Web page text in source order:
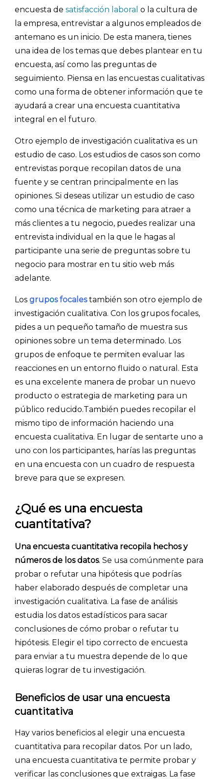
encuesta de satisfacción laboral o la cultura de
la empresa, entrevistar a algunos empleados de
antemano es un inicio. De esta manera, tienes
una idea de los temas que debes plantear en tu
encuesta, así como las preguntas de
seguimiento. Piensa en las encuestas cualitativas
como una forma de obtener información que te
ayudará a crear una encuesta cuantitativa
integral en el futuro.
Otro ejemplo de investigación cualitativa es un
estudio de caso. Los estudios de casos son como
entrevistas porque recopilan datos de una
fuente y se centran principalmente en las
opiniones. Si deseas utilizar un estudio de caso
como una técnica de marketing para atraer a
más clientes a tu negocio, puedes realizar una
entrevista individual en la que le hagas al
participante una serie de preguntas sobre tu
negocio para mostrar en tu sitio web más
adelante.
Los grupos focalestambién son otro ejemplo de
investigación cualitativa. Con los grupos focales,
pides a un pequeño tamaño de muestra sus
opiniones sobre un tema determinado. Los
grupos de enfoque te permiten evaluar las
reacciones en un entorno fluido o natural. Esta
es una excelente manera de probar un nuevo
producto o estrategia de marketing para un
público reducido.También puedes recopilar el
mismo tipo de información haciendo una
encuesta cualitativa. En lugar de sentarte uno a
uno con los participantes, harías las preguntas
en una encuesta con un cuadro de respuesta
breve para que se expresen.
¿Qué es una encuesta
cuantitativa?
Una encuesta cuantitativa recopila hechos y
números de los datos. Se usa comúnmente para
probar o refutar una hipótesis que podrías
haber elaborado después de completar una
investigación cualitativa. La fase de análisis
estudia los datos estadísticos para sacar
conclusiones de cómo probar o refutar tu
hipótesis. Elegir el tipo correcto de encuesta
para enviar a tu muestra depende de lo que
quieras lograr de tu investigación.
Beneficios de usar una encuesta
cuantitativa
Hay varios beneficios al elegir una encuesta
cuantitativa para recopilar datos. Por un lado,
una encuesta cuantitativa te permite probar y
verificar las conclusiones que extraigas. La fase